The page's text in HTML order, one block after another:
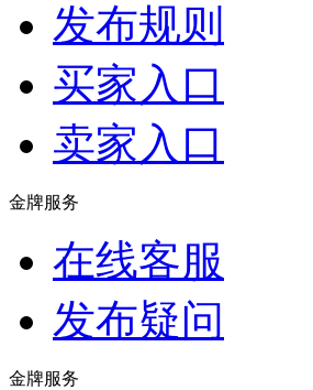
发布规则
买家入口
卖家入口
金牌服务
在线客服
发布疑问
金牌服务